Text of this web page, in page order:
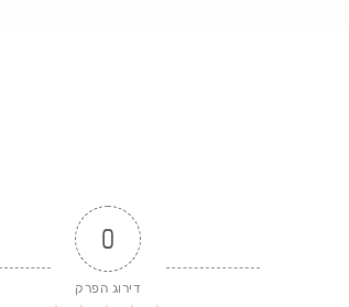
0
דירוג הפרק